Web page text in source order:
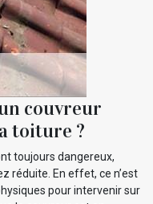
couvreur
toiture ?
toujours dangereux,
réduite. En effet, ce n’est
pour intervenir sur